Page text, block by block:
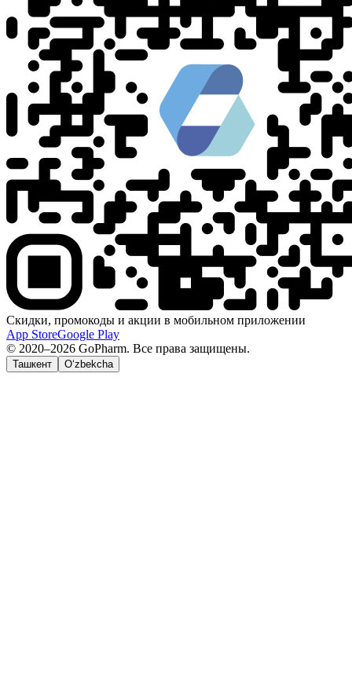
Скидки, промокоды и акции в мобильном приложении
App StoreGoogle Play
© 2020–2026 GoPharm. Все права защищены.
Ташкент O‘zbekcha